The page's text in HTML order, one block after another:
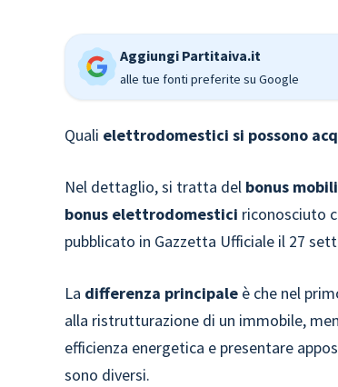
Aggiungi Partitaiva.it
alle tue fonti preferite su Google
Quali elettrodomestici si possono
Nel dettaglio, si tratta del bonus
bonus elettrodomestici riconosciuto
pubblicato in Gazzetta Ufficiale il 27
La differenza principale è che nel
alla ristrutturazione di un immobile,
efficienza energetica e presentare
sono diversi.